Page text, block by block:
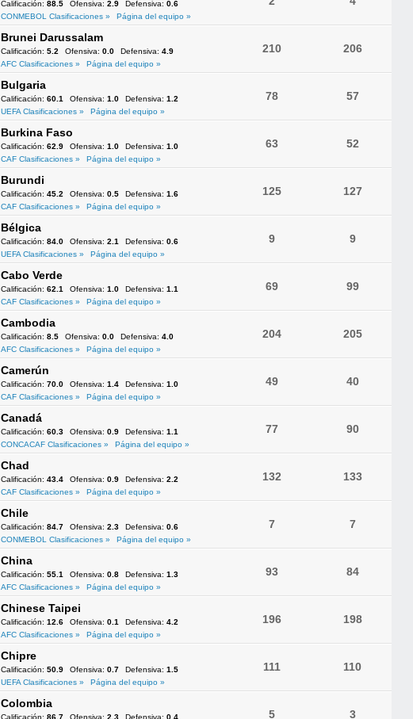
Calificación: 88.5 Ofensiva: 2.9 Defensiva: 0.6
CONMEBOL Clasificaciones »
Página del equipo »
Brunei Darussalam
Calificación: 5.2 Ofensiva: 0.0 Defensiva: 4.9
AFC Clasificaciones »
Página del equipo »
210 206
Bulgaria
Calificación: 60.1 Ofensiva: 1.0 Defensiva: 1.2
UEFA Clasificaciones »
Página del equipo »
78 57
Burkina Faso
Calificación: 62.9 Ofensiva: 1.0 Defensiva: 1.0
CAF Clasificaciones »
Página del equipo »
63 52
Burundi
Calificación: 45.2 Ofensiva: 0.5 Defensiva: 1.6
CAF Clasificaciones »
Página del equipo »
125 127
Bélgica
Calificación: 84.0 Ofensiva: 2.1 Defensiva: 0.6
UEFA Clasificaciones »
Página del equipo »
9 9
Cabo Verde
Calificación: 62.1 Ofensiva: 1.0 Defensiva: 1.1
CAF Clasificaciones »
Página del equipo »
69 99
Cambodia
Calificación: 8.5 Ofensiva: 0.0 Defensiva: 4.0
AFC Clasificaciones »
Página del equipo »
204 205
Camerún
Calificación: 70.0 Ofensiva: 1.4 Defensiva: 1.0
CAF Clasificaciones »
Página del equipo »
49 40
Canadá
Calificación: 60.3 Ofensiva: 0.9 Defensiva: 1.1
CONCACAF Clasificaciones »
Página del equipo »
77 90
Chad
Calificación: 43.4 Ofensiva: 0.9 Defensiva: 2.2
CAF Clasificaciones »
Página del equipo »
132 133
Chile
Calificación: 84.7 Ofensiva: 2.3 Defensiva: 0.6
CONMEBOL Clasificaciones »
Página del equipo »
7 7
China
Calificación: 55.1 Ofensiva: 0.8 Defensiva: 1.3
AFC Clasificaciones »
Página del equipo »
93 84
Chinese Taipei
Calificación: 12.6 Ofensiva: 0.1 Defensiva: 4.2
AFC Clasificaciones »
Página del equipo »
196 198
Chipre
Calificación: 50.9 Ofensiva: 0.7 Defensiva: 1.5
UEFA Clasificaciones »
Página del equipo »
111 110
Colombia
Calificación: 86.7 Ofensiva: 2.3 Defensiva: 0.4
5 3